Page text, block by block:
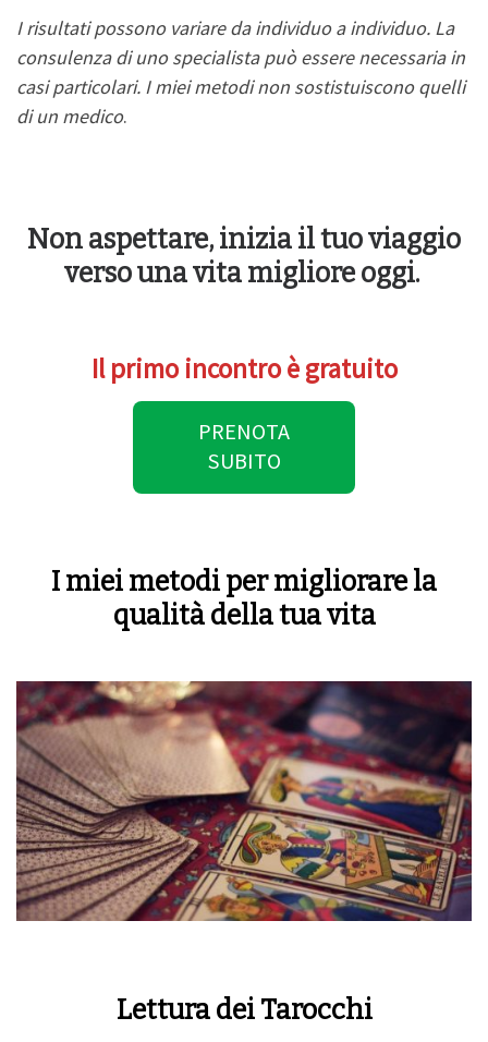
I risultati possono variare da individuo a individuo. La
consulenza di uno specialista può essere necessaria in
casi particolari. I miei metodi non sostistuiscono quelli
di un medico.
Non aspettare, inizia il tuo viaggio
verso una vita migliore oggi.
Il primo incontro è gratuito
PRENOTA
SUBITO
I miei metodi per migliorare la
qualità della tua vita
Lettura dei Tarocchi